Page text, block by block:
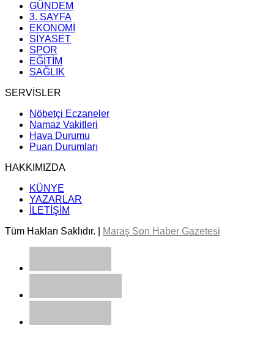
GÜNDEM
3. SAYFA
EKONOMİ
SİYASET
SPOR
EĞİTİM
SAĞLIK
SERVİSLER
Nöbetçi Eczaneler
Namaz Vakitleri
Hava Durumu
Puan Durumları
HAKKIMIZDA
KÜNYE
YAZARLAR
İLETİŞİM
Tüm Hakları Saklıdır. |
Maraş Son Haber Gazetesi